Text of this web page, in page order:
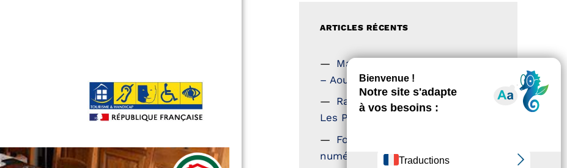
ARTICLES RÉCENTS
Magazine Tourisme Accessible
– Aout 2026
Rallye Aicha des Gazelles –
Les Petillantes
Formation Communication
numérique